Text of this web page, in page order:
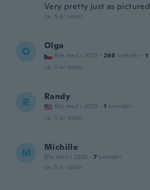
Very pretty just as pictured
ca. 5 år siden
O Olga
Ble med i 2020 · 268 omtaler · 1
ca. 5 år siden
R Randy
Ble med i 2020 · 1 omtaler
ca. 5 år siden
M Michille
Ble med i 2020 · 7 omtaler
ca. 5 år siden